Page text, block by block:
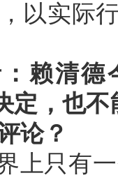
以实际
赖清德
定，也
论？
上只有